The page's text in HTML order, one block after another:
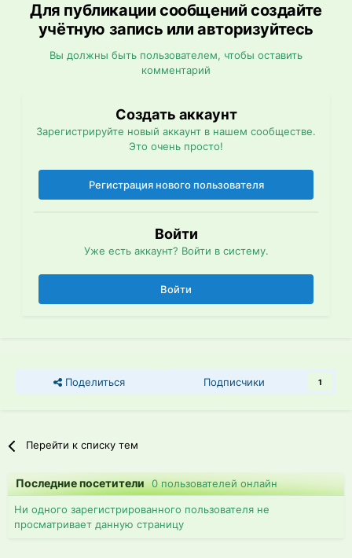
Для публикации сообщений создайте
учётную запись или авторизуйтесь
Вы должны быть пользователем, чтобы оставить
комментарий
Создать аккаунт
Зарегистрируйте новый аккаунт в нашем сообществе.
Это очень просто!
Регистрация нового пользователя
Войти
Уже есть аккаунт? Войти в систему.
Войти
Поделиться Подписчики 1
Перейти к списку тем
Последние посетители0 пользователей онлайн
Ни одного зарегистрированного пользователя не
просматривает данную страницу